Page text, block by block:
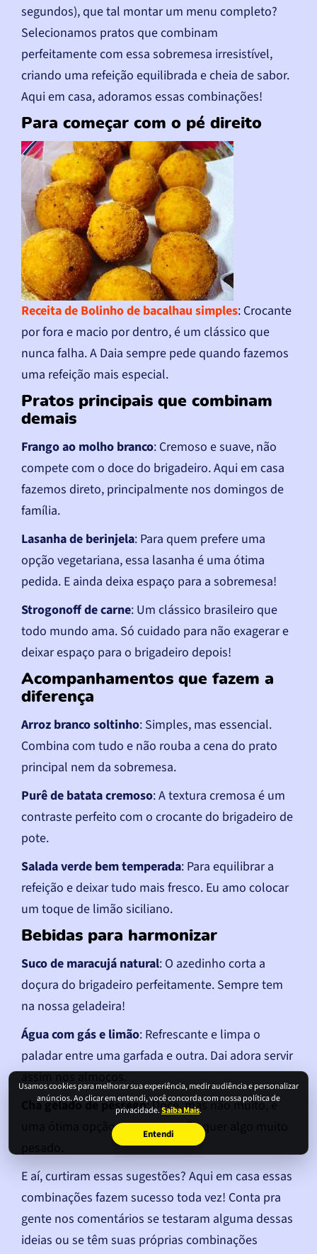
Usamos cookies para melhorar sua experiência, medir audiência e personalizar
anúncios. Ao clicar em entendi, você concorda com nossa política de
privacidade.Saiba Mais.
Entendi
segundos), que tal montar um menu completo?
Selecionamos pratos que combinam
perfeitamente com essa sobremesa irresistível,
criando uma refeição equilibrada e cheia de sabor.
Aqui em casa, adoramos essas combinações!
Para começar com o pé direito
Receita de Bolinho de bacalhau simples: Crocante
por fora e macio por dentro, é um clássico que
nunca falha. A Daia sempre pede quando fazemos
uma refeição mais especial.
Pratos principais que combinam
demais
Frango ao molho branco: Cremoso e suave, não
compete com o doce do brigadeiro. Aqui em casa
fazemos direto, principalmente nos domingos de
família.
Lasanha de berinjela: Para quem prefere uma
opção vegetariana, essa lasanha é uma ótima
pedida. E ainda deixa espaço para a sobremesa!
Strogonoff de carne: Um clássico brasileiro que
todo mundo ama. Só cuidado para não exagerar e
deixar espaço para o brigadeiro depois!
Acompanhamentos que fazem a
diferença
Arroz branco soltinho: Simples, mas essencial.
Combina com tudo e não rouba a cena do prato
principal nem da sobremesa.
Purê de batata cremoso: A textura cremosa é um
contraste perfeito com o crocante do brigadeiro de
pote.
Salada verde bem temperada: Para equilibrar a
refeição e deixar tudo mais fresco. Eu amo colocar
um toque de limão siciliano.
Bebidas para harmonizar
Suco de maracujá natural: O azedinho corta a
doçura do brigadeiro perfeitamente. Sempre tem
na nossa geladeira!
Água com gás e limão: Refrescante e limpa o
paladar entre uma garfada e outra. Dai adora servir
assim nos almoços.
Chá gelado de pêssego: Doce, mas não muito, é
uma ótima opção para quem não quer algo muito
E aí, curtiram essas sugestões? Aqui em casa essas
combinações fazem sucesso toda vez! Conta pra
gente nos comentários se testaram alguma dessas
ideias ou se têm suas próprias combinações